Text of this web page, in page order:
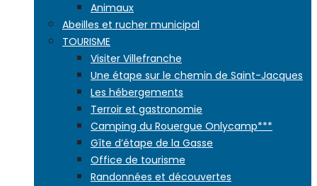
Animaux
Abeilles et rucher municipal
TOURISME
Visiter Villefranche
Une étape sur le chemin de Saint-Jacques
Les hébergements
Terroir et gastronomie
Camping du Rouergue Onlycamp***
Gîte d’étape de la Gasse
Office de tourisme
Randonnées et découvertes